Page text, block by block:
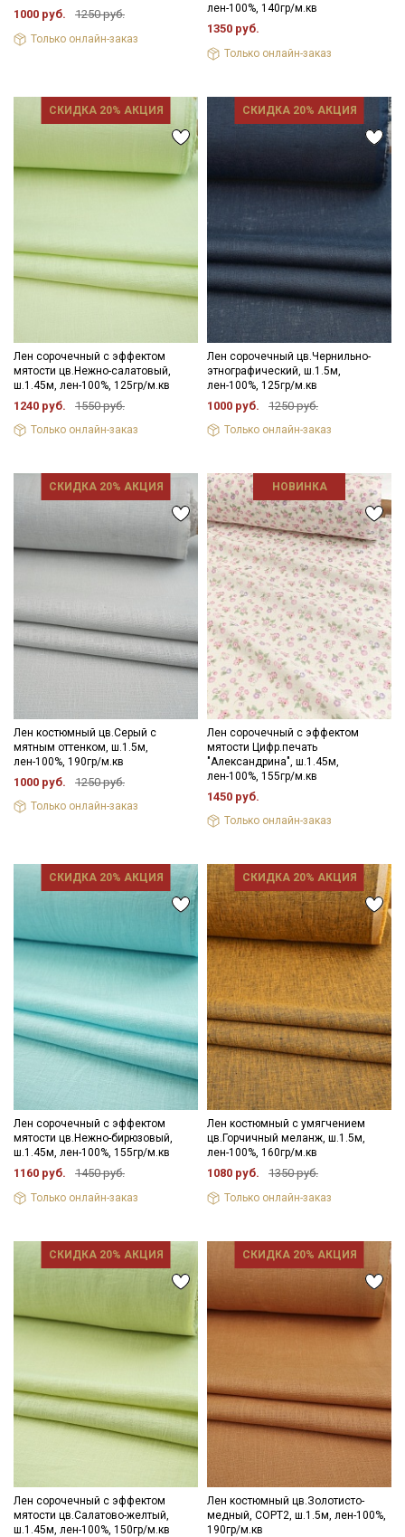
1000 руб. 1250 руб.
Только онлайн-заказ
лен-100%, 140гр/м.кв
1350 руб.
Только онлайн-заказ
СКИДКА 20% АКЦИЯ
Лен сорочечный с эффектом
мятости цв.Нежно-салатовый,
ш.1.45м, лен-100%, 125гр/м.кв
1240 руб. 1550 руб.
Только онлайн-заказ
СКИДКА 20% АКЦИЯ
Лен сорочечный цв.Чернильно-
этнографический, ш.1.5м,
лен-100%, 125гр/м.кв
1000 руб. 1250 руб.
Только онлайн-заказ
СКИДКА 20% АКЦИЯ
Лен костюмный цв.Серый с
мятным оттенком, ш.1.5м,
лен-100%, 190гр/м.кв
1000 руб. 1250 руб.
Только онлайн-заказ
НОВИНКА
Лен сорочечный с эффектом
мятости Цифр.печать
"Александрина", ш.1.45м,
лен-100%, 155гр/м.кв
1450 руб.
Только онлайн-заказ
СКИДКА 20% АКЦИЯ
Лен сорочечный с эффектом
мятости цв.Нежно-бирюзовый,
ш.1.45м, лен-100%, 155гр/м.кв
1160 руб. 1450 руб.
Только онлайн-заказ
СКИДКА 20% АКЦИЯ
Лен костюмный с умягчением
цв.Горчичный меланж, ш.1.5м,
лен-100%, 160гр/м.кв
1080 руб. 1350 руб.
Только онлайн-заказ
СКИДКА 20% АКЦИЯ
Лен сорочечный с эффектом
мятости цв.Салатово-желтый,
ш.1.45м, лен-100%, 150гр/м.кв
СКИДКА 20% АКЦИЯ
Лен костюмный цв.Золотисто-
медный, СОРТ2, ш.1.5м, лен-100%,
190гр/м.кв
Электронная почта
Подписаться
Ознакомлен(а) сПолитикой обработки персональных
Согласие на обработку персональных
Согласие на получение рекламных и
информационных рассылок